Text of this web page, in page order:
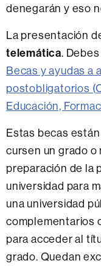
denegarán y eso
La presentación
telemática.
Becas y ayudas a
postobligatorios
Educación,
Estas becas
cursen un grado o
preparación de la
universidad para
una universidad
complementarios
para acceder al
grado. Quedan